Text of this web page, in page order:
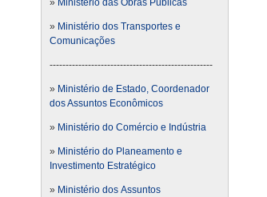
» Ministério dos Transportes e
Comunicações
---------------------------------------------------
» Ministério de Estado, Coordenador
dos Assuntos Econômicos
» Ministério do Comércio e Indústria
» Ministério do Planeamento e
Investimento Estratégico
» Ministério dos Assuntos